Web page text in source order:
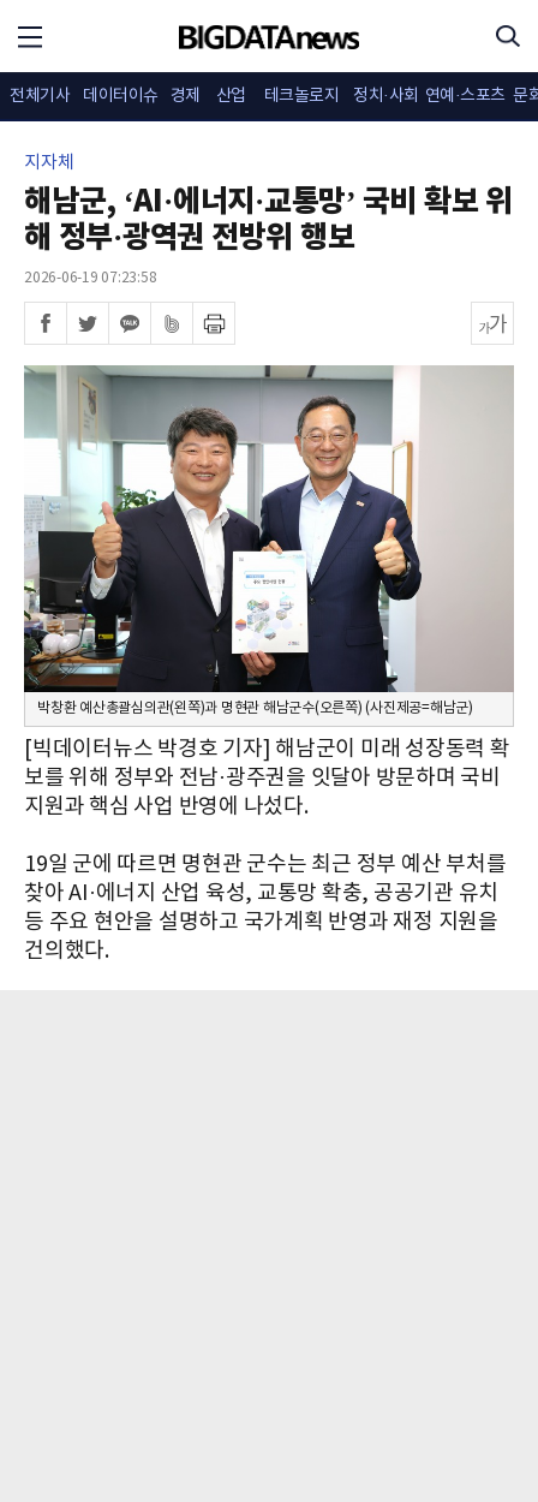
전체기사 데이터이슈 경제 산업 테크놀로지 정치·사회 연예·스포츠 문
지자체
해남군, ‘AI·에너지·교통망’ 국비 확보 위
해 정부·광역권 전방위 행보
2026-06-19 07:23:58
박창환 예산총괄심의관(왼쪽)과 명현관 해남군수(오른쪽) (사진제공=해남군)
[빅데이터뉴스 박경호 기자] 해남군이 미래 성장동력 확
보를 위해 정부와 전남·광주권을 잇달아 방문하며 국비
지원과 핵심 사업 반영에 나섰다.
19일 군에 따르면 명현관 군수는 최근 정부 예산 부처를
찾아 AI·에너지 산업 육성, 교통망 확충, 공공기관 유치
등 주요 현안을 설명하고 국가계획 반영과 재정 지원을
건의했다.